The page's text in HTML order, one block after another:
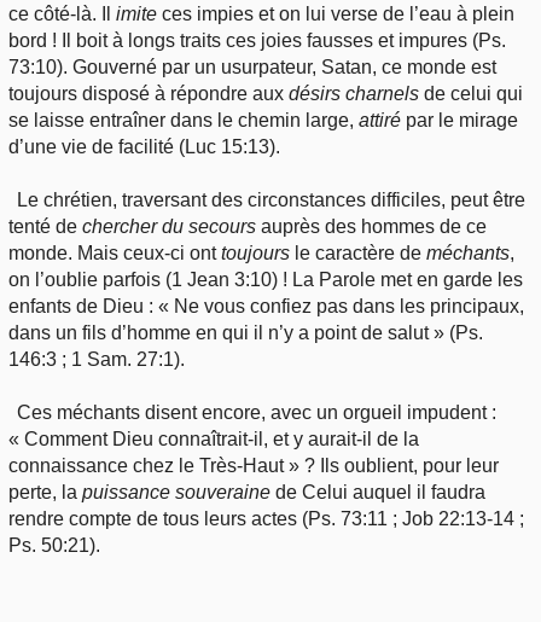
ce côté-là. Il imite ces impies et on lui verse de l’eau à plein
bord ! Il boit à longs traits ces joies fausses et impures (Ps.
73:10). Gouverné par un usurpateur, Satan, ce monde est
toujours disposé à répondre aux désirs charnels de celui qui
se laisse entraîner dans le chemin large, attiré par le mirage
d’une vie de facilité (Luc 15:13).
Le chrétien, traversant des circonstances difficiles, peut être
tenté de chercherdu secours auprès des hommes de ce
monde. Mais ceux-ci onttoujours le caractère de méchants,
on l’oublie parfois (1 Jean 3:10) ! La Parole met en garde les
enfants de Dieu : « Ne vous confiez pas dans les principaux,
dans un fils d’homme en qui il n’y a point de salut » (Ps.
146:3 ; 1 Sam. 27:1).
Ces méchants disent encore, avec un orgueil impudent :
« Comment Dieu connaîtrait-il, et y aurait-il de la
connaissance chez le Très-Haut » ? Ils oublient, pour leur
perte, la puissance souveraine de Celui auquel il faudra
rendre compte de tous leurs actes (Ps. 73:11 ; Job 22:13-14 ;
Ps. 50:21).